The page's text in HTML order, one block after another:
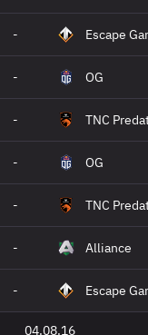
- Escape
- OG
- TNC
- OG
- TNC
- Alliance
- Escape
04.08.16